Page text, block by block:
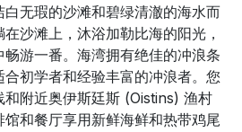
无瑕的沙滩和碧绿清澈的海水而
沙滩上，沐浴加勒比海的阳光，
游一番。海湾拥有绝佳的冲浪条
初学者和经验丰富的冲浪者。您
和附近奥伊斯廷斯 (Oistins) 渔村
和餐厅享用新鲜海鲜和热带鸡尾